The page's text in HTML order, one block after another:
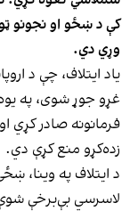
کې د ښځو او نجونو
وړي دي.
یاد ایتلاف، چې د
فرمانونه صادر کړي
زده‌کړو منع کړې دي.
د ایتلاف په وینا،